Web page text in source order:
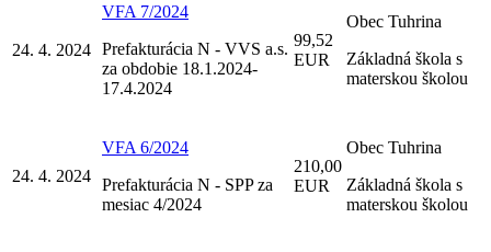
24. 4. 2024
VFA 7/2024
Prefakturácia N - VVS a.s.
za obdobie 18.1.2024-
17.4.2024
99,52
EUR
Obec Tuhrina
Základná škola s
materskou školou
24. 4. 2024
VFA 6/2024
Prefakturácia N - SPP za
mesiac 4/2024
210,00
EUR
Obec Tuhrina
Základná škola s
materskou školou